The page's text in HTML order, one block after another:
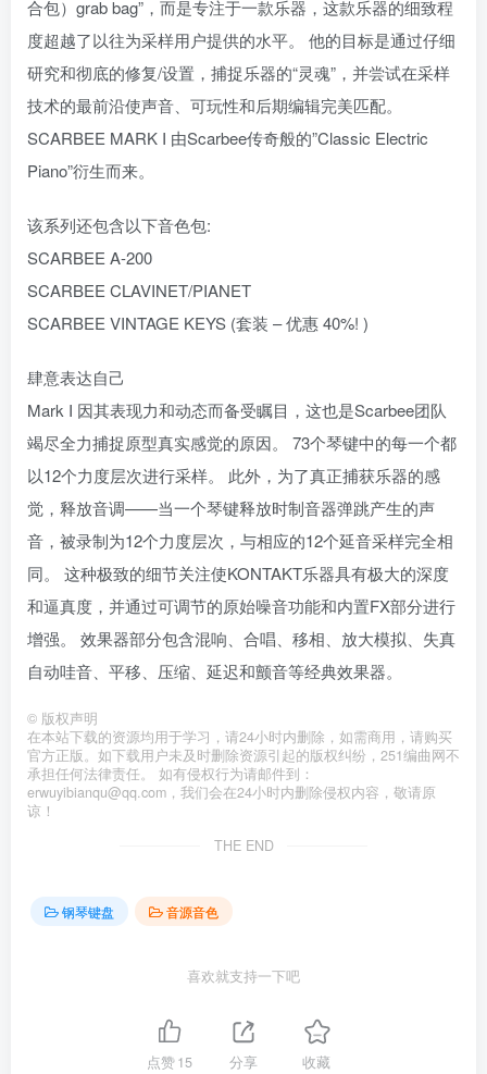
合包）grab bag”，而是专注于一款乐器，这款乐器的细致程
度超越了以往为采样用户提供的水平。 他的目标是通过仔细
研究和彻底的修复/设置，捕捉乐器的“灵魂”，并尝试在采样
技术的最前沿使声音、可玩性和后期编辑完美匹配。
SCARBEE MARK I 由Scarbee传奇般的”Classic Electric
Piano”衍生而来。
该系列还包含以下音色包:
SCARBEE A-200
SCARBEE CLAVINET/PIANET
SCARBEE VINTAGE KEYS (套装 – 优惠 40%! )
肆意表达自己
Mark I 因其表现力和动态而备受瞩目，这也是Scarbee团队
竭尽全力捕捉原型真实感觉的原因。 73个琴键中的每一个都
以12个力度层次进行采样。 此外，为了真正捕获乐器的感
觉，释放音调——当一个琴键释放时制音器弹跳产生的声
音，被录制为12个力度层次，与相应的12个延音采样完全相
同。 这种极致的细节关注使KONTAKT乐器具有极大的深度
和逼真度，并通过可调节的原始噪音功能和内置FX部分进行
增强。 效果器部分包含混响、合唱、移相、放大模拟、失真
自动哇音、平移、压缩、延迟和颤音等经典效果器。
© 版权声明
在本站下载的资源均用于学习，请24小时内删除，如需商用，请购买
官方正版。如下载用户未及时删除资源引起的版权纠纷，251编曲网不
承担任何法律责任。 如有侵权行为请邮件到：
erwuyibianqu@qq.com，我们会在24小时内删除侵权内容，敬请原
谅！
THE END
钢琴键盘 音源音色
喜欢就支持一下吧
点赞15 分享 收藏